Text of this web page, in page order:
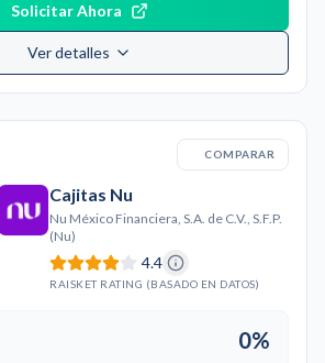
Solicitar Ahora
Ver detalles
COMPARAR
Cajitas Nu
Nu México Financiera, S.A. de C.V., S.F.P.
(Nu)
4.4
RAISKET RATING (BASADO EN DATOS)
0%